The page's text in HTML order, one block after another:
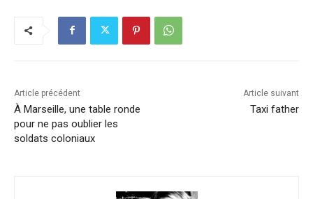
Article précédent
À Marseille, une table ronde
pour ne pas oublier les
soldats coloniaux
Article suivant
Taxi father